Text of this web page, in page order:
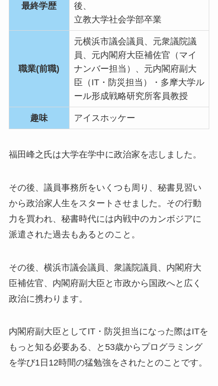
最終学歴
後、
立教大学社会学部卒業
職業(前職)
元横浜市議会議員、元衆議院議
員、元内閣府大臣補佐官（マイ
ナンバー担当）、元内閣府副大
臣（IT・防災担当）・多摩大学ル
ール形成戦略研究所客員教授
趣味 アイスホッケー
福田峰之氏は大学在学中に政治家を志しました。
その後、議員事務所をいくつも周り、秘書見習い
から政治家人生をスタートさせました。その行動
力を買われ、秘書時代には内戦中のカンボジアに
派遣された過去もあるとのこと。
その後、横浜市議会議員、衆議院議員、内閣府大
臣補佐官、内閣府副大臣と市政から国政へと広く
政治に携わります。
内閣府副大臣としてIT・防災担当になった際はITを
もっと知る必要ある、と53歳からプログラミング
を学び1日12時間の猛勉強をされたとのことです。